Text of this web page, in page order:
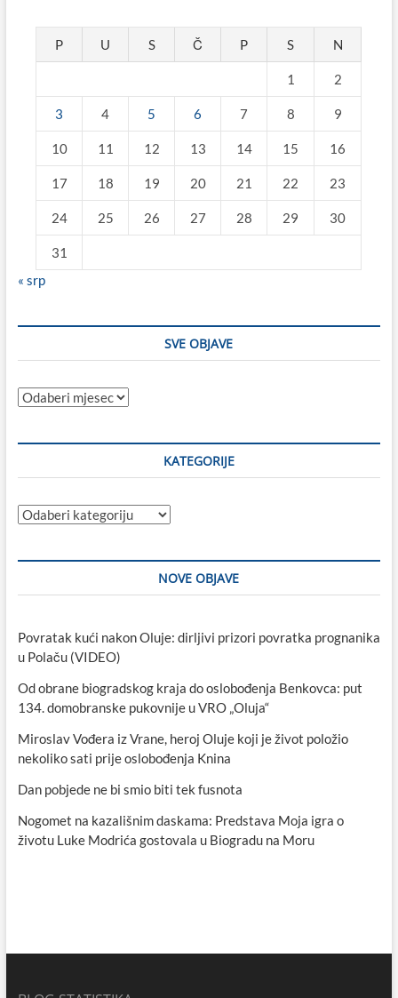
P U S Č P S N
1 2
3 4 5 6 7 8 9
10 11 12 13 14 15 16
17 18 19 20 21 22 23
24 25 26 27 28 29 30
31
« srp
SVE OBJAVE
Sve
KATEGORIJE
Kategorije
NOVE OBJAVE
Povratak kući nakon Oluje: dirljivi prizori povratka prognanika
u Polaču (VIDEO)
Od obrane biogradskog kraja do oslobođenja Benkovca: put
134. domobranske pukovnije u VRO „Oluja“
Miroslav Vođera iz Vrane, heroj Oluje koji je život položio
nekoliko sati prije oslobođenja Knina
Dan pobjede ne bi smio biti tek fusnota
Nogomet na kazališnim daskama: Predstava Moja igra o
životu Luke Modrića gostovala u Biogradu na Moru